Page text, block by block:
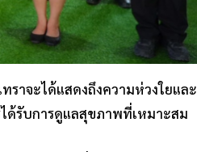
าจะได้แสดงถึงความห่วงใยและ
ด้รับการดูแลสุขภาพที่เหมาะสม